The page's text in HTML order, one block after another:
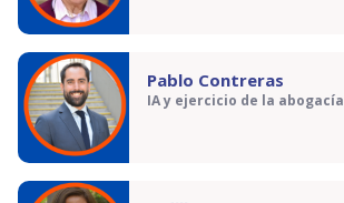
Pablo Contreras
IA y ejercicio de la abogacía